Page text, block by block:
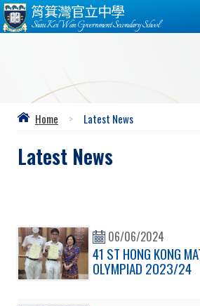
筲箕灣官立中學
Shau Kei Wan Government Secondary School
Home > Latest News
Latest News
06/06/2024
41 ST HONG KONG
OLYMPIAD 2023/24